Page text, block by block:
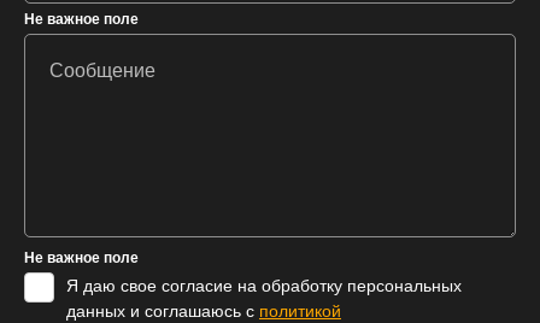
Не важное поле
Не важное поле
Я даю свое согласие на обработку персональных
данных и соглашаюсь с политикой